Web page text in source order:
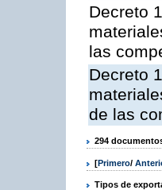
Decreto
las
Decreto
de las
294
[Primero/
Tipos de